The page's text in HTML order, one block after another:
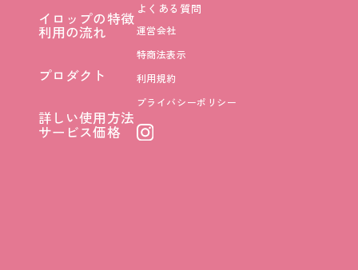
イロップの特徴
イロップの特徴
よくある質問
利用の流れ
利用の流れ
プロダクト
詳しい使用方法
詳しい使用方法
運営会社
特商法表示
利用規約
プライバシーポリシー
サービス価格